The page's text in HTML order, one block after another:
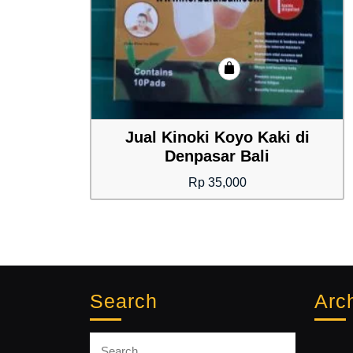
Jual Kinoki Koyo Kaki di
Denpasar Bali
Rp35,000
Search